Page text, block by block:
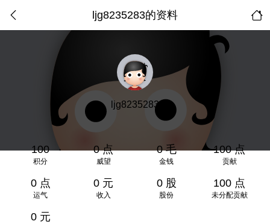
ljg8235283的资料
ljg8235283
100
积分
0 点
威望
0 毛
金钱
100 点
贡献
0 点
运气
0 元
收入
0 股
股份
100 点
未分配贡献
0 元